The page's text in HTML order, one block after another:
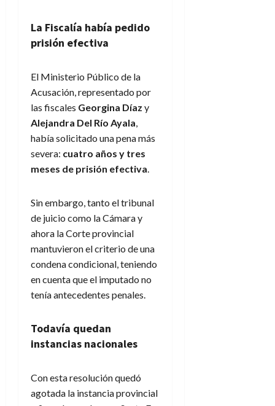
La Fiscalía había pedido
prisión efectiva
El Ministerio Público de la
Acusación, representado por
las fiscales Georgina Díaz y
Alejandra Del Río Ayala,
había solicitado una pena más
severa: cuatro años y tres
meses de prisión efectiva.
Sin embargo, tanto el tribunal
de juicio como la Cámara y
ahora la Corte provincial
mantuvieron el criterio de una
condena condicional, teniendo
en cuenta que el imputado no
tenía antecedentes penales.
Todavía quedan
instancias nacionales
Con esta resolución quedó
agotada la instancia provincial